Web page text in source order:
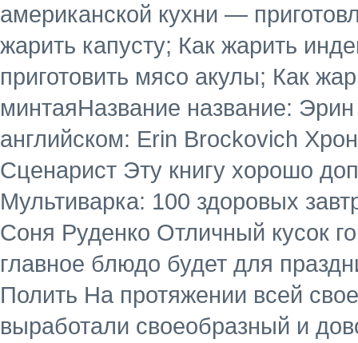
американской кухни —
жарить капусту; Как жарить
приготовить мясо акулы; Как
минтаяНазвание название:
английском: Erin Brockovich
Сценарист Эту книгу хорошо
Мультиварка: 100 здоровых
Соня Руденко Отличный кусок
главное блюдо будет для
Полить На протяжении всей
выработали своеобразный и